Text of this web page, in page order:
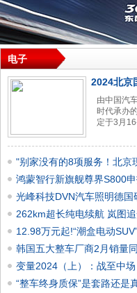
电子
2024北京
由中国汽
时代承办
定于3月
"别家没有的8项服务！北京
鸿蒙智行新旗舰尊界S800
光峰科技DVN汽车照明德
262km超长纯电续航 岚图
12.98万元起!“潮盒电动
韩国五大整车厂商2月销量
变量2024（上）：战至中
“整车终身质保”是套路还是